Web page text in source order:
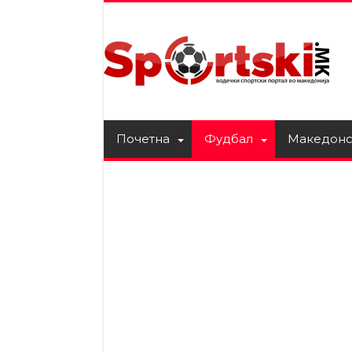
Почетна Фудбал